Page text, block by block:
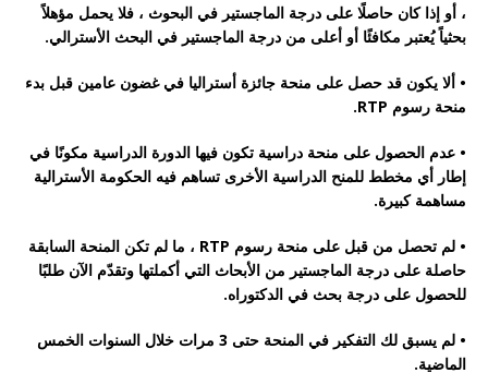
، أو إذا كان حاصلًا على درجة الماجستير في البحوث ، فلا يحمل مؤهلاً
بحثياً يُعتبر مكافئًا أو أعلى من درجة الماجستير في البحث الأسترالي.
• ألا يكون قد حصل على منحة جائزة أستراليا في غضون عامين قبل بدء
منحة رسوم RTP.
• عدم الحصول على منحة دراسية تكون فيها الدورة الدراسية مكونًا في
إطار أي مخطط للمنح الدراسية الأخرى تساهم فيه الحكومة الأسترالية
مساهمة كبيرة.
• لم تحصل من قبل على منحة رسوم RTP ، ما لم تكن المنحة السابقة
حاصلة على درجة الماجستير من الأبحاث التي أكملتها وتقدّم الآن طلبًا
للحصول على درجة بحث في الدكتوراه.
• لم يسبق لك التفكير في المنحة حتى 3 مرات خلال السنوات الخمس
الماضية.